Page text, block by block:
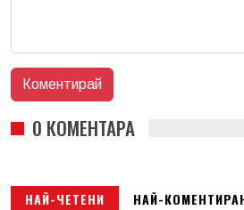
0 КОМЕНТАРА
НАЙ-ЧЕТЕНИ НАЙ-